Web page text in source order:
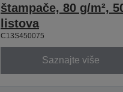
štampače, 80 g/m²,
listova
C13S450075
Saznajte više